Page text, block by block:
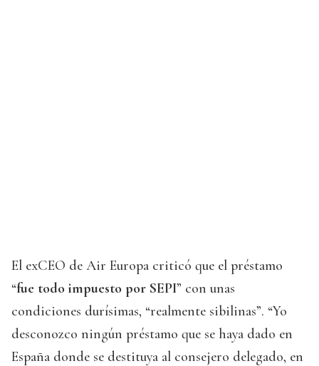
El exCEO de Air Europa criticó que el préstamo
“fue todo impuesto por SEPI” con unas
condiciones durísimas, “realmente sibilinas”. “Yo
desconozco ningún préstamo que se haya dado en
España donde se destituya al consejero delegado, en